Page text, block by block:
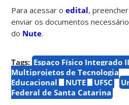
Para acessar oedital,
enviar os documentos
do Nute.
Tags: Espaço Físico Integrado II
Multiprojetos de Tecnologia
Educacional
NUTE UFSC
Federal de Santa Catarina